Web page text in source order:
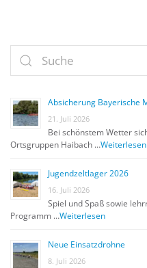
Absicherung Bayerische
21. Juli 2026
Bei schönstem Wetter
Ortsgruppen Haibach …Weiterlesen
Jugendzeltlager 2026
16. Juli 2026
Spiel und Spaß sowie
Programm …Weiterlesen
Neue Einsatzdrohne
8. Juli 2026